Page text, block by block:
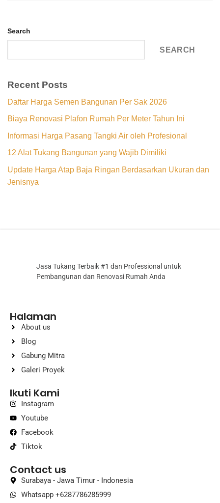
Search
SEARCH
Recent Posts
Daftar Harga Semen Bangunan Per Sak 2026
Biaya Renovasi Plafon Rumah Per Meter Tahun Ini
Informasi Harga Pasang Tangki Air oleh Profesional
12 Alat Tukang Bangunan yang Wajib Dimiliki
Update Harga Atap Baja Ringan Berdasarkan Ukuran dan
Jenisnya
Jasa Tukang Terbaik #1 dan Professional untuk
Pembangunan dan Renovasi Rumah Anda
Halaman
About us
Blog
Gabung Mitra
Galeri Proyek
Ikuti Kami
Instagram
Youtube
Facebook
Tiktok
Contact us
Surabaya - Jawa Timur - Indonesia
Whatsapp +6287786285999